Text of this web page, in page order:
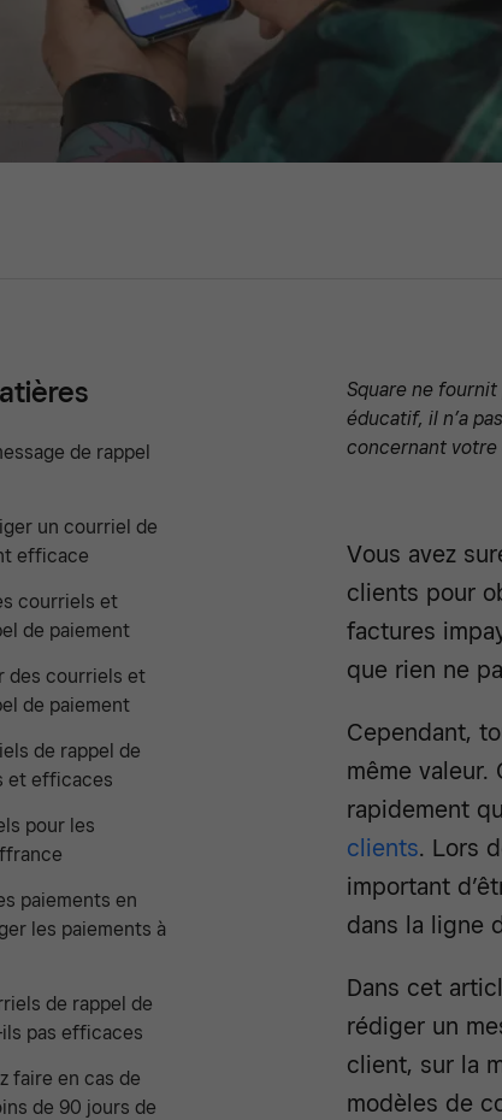
de rappel
un courriel de
efficace
courriels et
de paiement
des courriels et
de paiement
de rappel de
et efficaces
pour les
paiements en
les paiements à
de rappel de
pas efficaces
faire en cas de
de 90 jours de
Square ne
éducatif, il n’a
concernant votre
Vous avez
clients pour
factures
que rien ne
Cependant,
même valeur.
rapidement
clients. Lors
important
dans la ligne
Dans cet
rédiger un
client, sur la
modèles de